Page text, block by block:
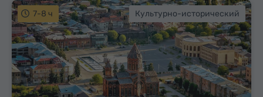
7-8 ч Культурно-исторический